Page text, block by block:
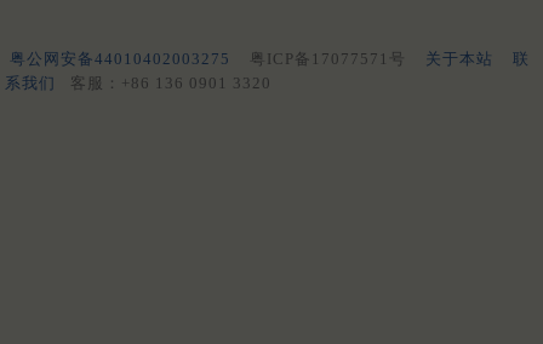
粤公网安备44010402003275 粤ICP备17077571号 关于本站
联
系我们
客服：+86 136 0901 3320